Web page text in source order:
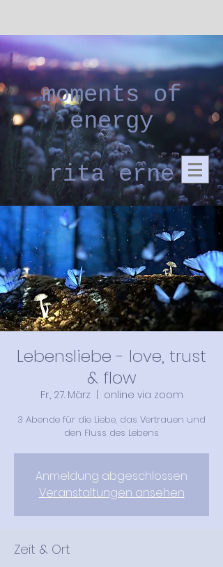
moments of
energy
rita erne
Lebensliebe - love, trust
& flow
Fr., 27. März online via zoom
3 Abende für die Liebe, das Vertrauen und
den Fluss des Lebens
Anmeldung abgeschlossen
Veranstaltungen ansehen
Zeit & Ort